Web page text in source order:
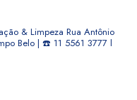
& Limpeza Rua Antônio
Belo | ☎️ 11 5561 3777 l